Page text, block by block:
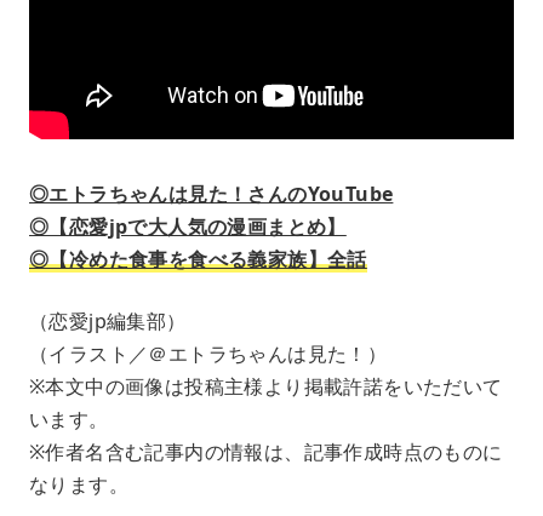
◎エトラちゃんは見た！さんのYouTube
◎【恋愛jpで大人気の漫画まとめ】
◎【冷めた食事を食べる義家族】全話
（恋愛jp編集部）
（イラスト／＠エトラちゃんは見た！）
※本文中の画像は投稿主様より掲載許諾をいただいて
います。
※作者名含む記事内の情報は、記事作成時点のものに
なります。